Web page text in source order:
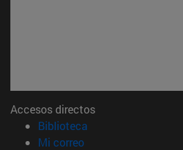
Accesos directos
Biblioteca
Mi correo(abre en nueva